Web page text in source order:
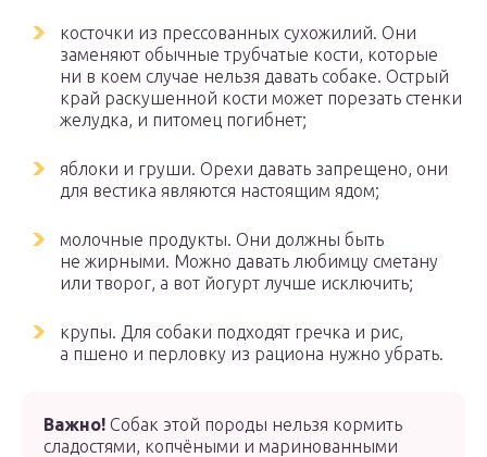
косточки из прессованных сухожилий. Они
заменяют обычные трубчатые кости, которые
ни в коем случае нельзя давать собаке. Острый
край раскушенной кости может порезать стенки
желудка, и питомец погибнет;
яблоки и груши. Орехи давать запрещено, они
для вестика являются настоящим ядом;
молочные продукты. Они должны быть
не жирными. Можно давать любимцу сметану
или творог, а вот йогурт лучше исключить;
крупы. Для собаки подходят гречка и рис,
а пшено и перловку из рациона нужно убрать.
Важно! Собак этой породы нельзя кормить
сладостями, копчёными и маринованными